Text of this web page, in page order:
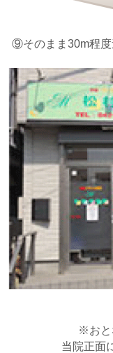
⑨そのまま30m程度
※おと
当院正面